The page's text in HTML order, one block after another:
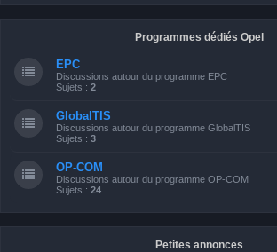
Programmes dédiés Opel
EPC
Discussions autour du programme EPC
Sujets : 2
GlobalTIS
Discussions autour du programme GlobalTIS
Sujets : 3
OP-COM
Discussions autour du programme OP-COM
Sujets : 24
Petites annonces